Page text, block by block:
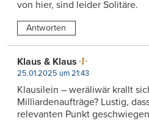
von hier, sind leider Solitäre.
Antworten
Klaus & Klaus
25.01.2025 um 21:43
Klausilein – weräliwär krallt
Milliardenaufträge? Lustig,
relevanten Punkt